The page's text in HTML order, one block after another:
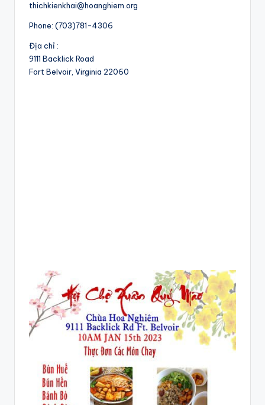
thichkienkhai@hoanghiem.org
Phone: (703)781-4306
Địa chỉ :
9111 Backlick Road
Fort Belvoir, Virginia 22060